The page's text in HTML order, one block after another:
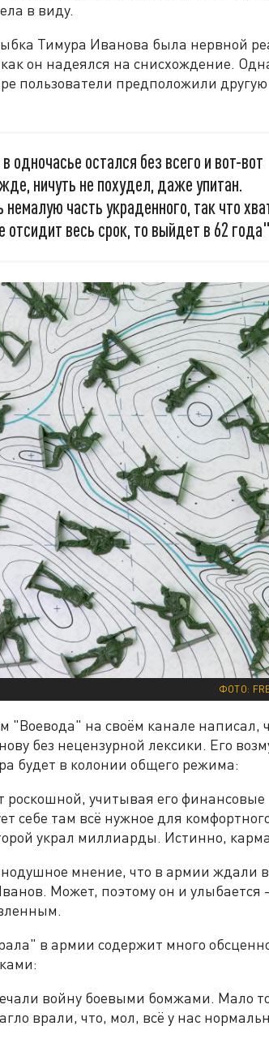
в виду.
Тимура Иванова была нервной
он надеялся на снисхождение.
пользователи предположили
одночасье остался без всего и вот-вот
ничуть не похудел, даже упитан.
часть украденного, так что
весь срок, то выйдет в 62
ФОТО:
на своём канале написал,
без нецензурной лексики. Его
будет в колонии общего режима:
учитывая его финансовые
себе там всё нужное для
украл миллиарды. Истинно,
мнение, что в армии ждали
Может, поэтому он и улыбается
в армии содержит много
войну боевыми бомжами. Мало
врали, что, мол, всё у нас